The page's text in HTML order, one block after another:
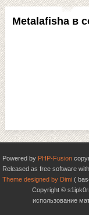
Metalafisha в
Powered by PHP-Fusion
Released as free software
Theme designed by Dimi (
Copyright ©
использование